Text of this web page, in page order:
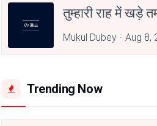
तुम्हारी राह में खड़े
Mukul Dubey Aug 8,
Trending Now